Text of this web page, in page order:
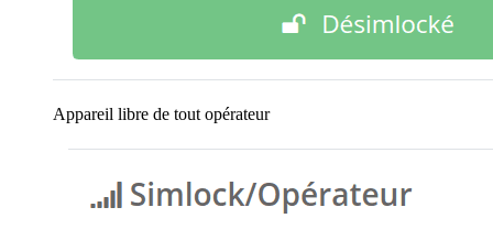
Appareil libre de tout opérateur